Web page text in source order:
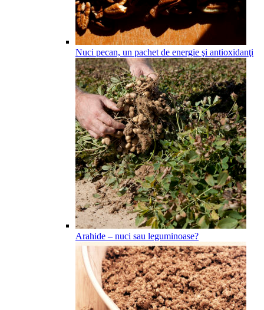
Nuci pecan, un pachet de energie şi antioxidanţi
Arahide – nuci sau leguminoase?